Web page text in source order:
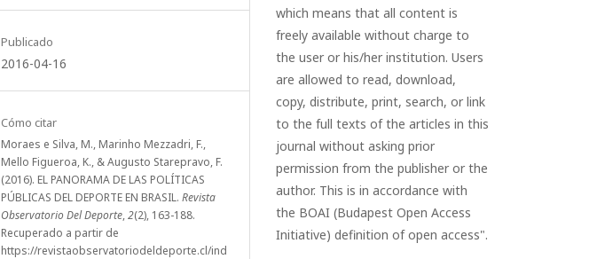
Publicado
2016-04-16
Cómo citar
Moraes e Silva, M., Marinho Mezzadri, F.,
Mello Figueroa, K., & Augusto Starepravo, F.
(2016). EL PANORAMA DE LAS POLÍTICAS
PÚBLICAS DEL DEPORTE EN BRASIL. Revista
Observatorio Del Deporte,2(2), 163-188.
Recuperado a partir de
https://revistaobservatoriodeldeporte.cl/ind
which means that all content is
freely available without charge to
the user or his/her institution. Users
are allowed to read, download,
copy, distribute, print, search, or link
to the full texts of the articles in this
journal without asking prior
permission from the publisher or the
author. This is in accordance with
the BOAI (Budapest Open Access
Initiative) definition of open access".